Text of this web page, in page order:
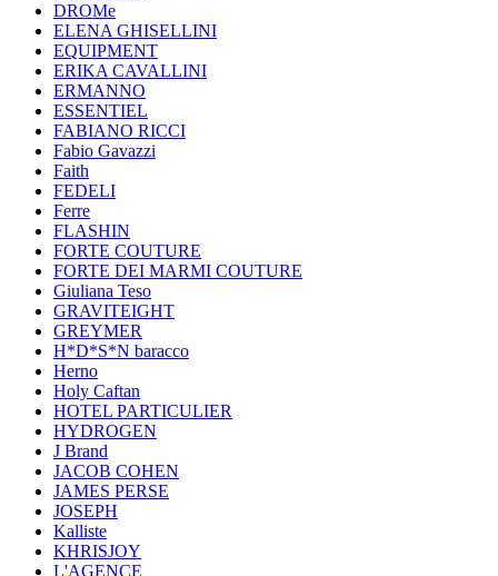
DROMe
ELENA GHISELLINI
EQUIPMENT
ERIKA CAVALLINI
ERMANNO
ESSENTIEL
FABIANO RICCI
Fabio Gavazzi
Faith
FEDELI
Ferre
FLASHIN
FORTE COUTURE
FORTE DEI MARMI COUTURE
Giuliana Teso
GRAVITEIGHT
GREYMER
H*D*S*N baracco
Herno
Holy Caftan
HOTEL PARTICULIER
HYDROGEN
J Brand
JACOB COHEN
JAMES PERSE
JOSEPH
Kalliste
KHRISJOY
L'AGENCE